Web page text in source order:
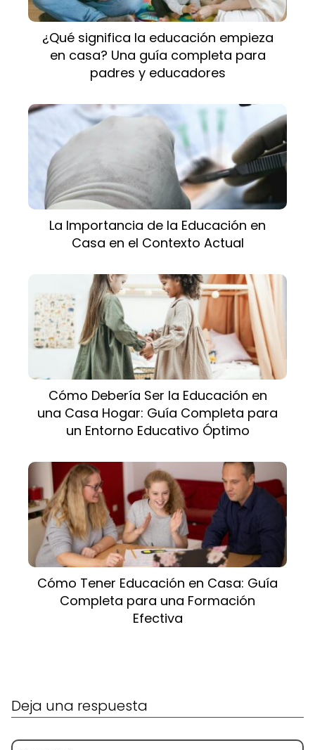
¿Qué significa la educación empieza
en casa? Una guía completa para
padres y educadores
La Importancia de la Educación en
Casa en el Contexto Actual
Cómo Debería Ser la Educación en
una Casa Hogar: Guía Completa para
un Entorno Educativo Óptimo
Cómo Tener Educación en Casa: Guía
Completa para una Formación
Efectiva
Deja una respuesta